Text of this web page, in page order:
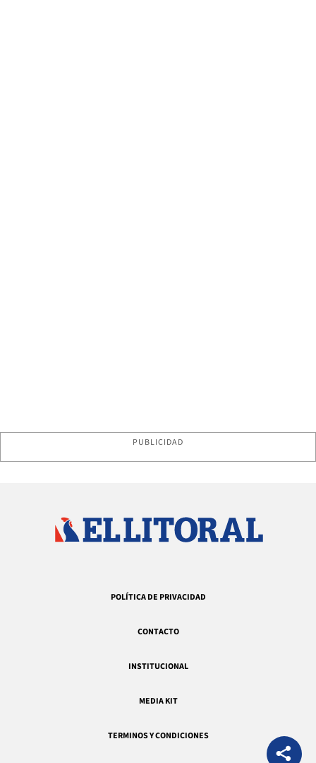
PUBLICIDAD
POLÍTICA DE PRIVACIDAD
CONTACTO
INSTITUCIONAL
MEDIA KIT
TERMINOS Y CONDICIONES